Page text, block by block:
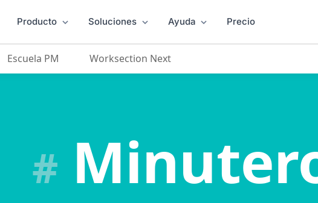
Producto Soluciones Ayuda Precio
Escuela PM Worksection Next
#